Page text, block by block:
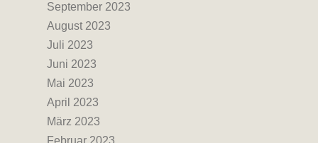
September 2023
August 2023
Juli 2023
Juni 2023
Mai 2023
April 2023
März 2023
Februar 2023